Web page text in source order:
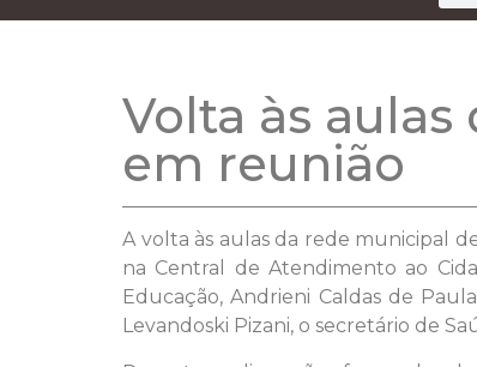
Volta às
em reunião
A volta às aulas da rede municipal
na Central de Atendimento ao
Educação, Andrieni Caldas de
Levandoski Pizani, o secretário de